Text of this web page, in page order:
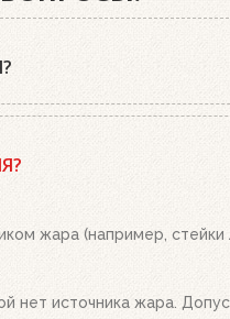
на решетку для угля и
жара (например,
источника жара.